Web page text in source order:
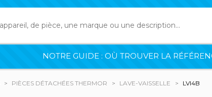
NOTRE GUIDE : OÙ TROUVER LA
PIÈCES DÉTACHÉES THERMOR LAVE-VAISSELLE LVI4B